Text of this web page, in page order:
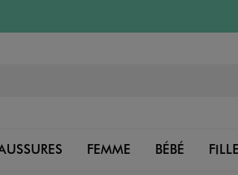
FEMME BÉBÉ FILLE